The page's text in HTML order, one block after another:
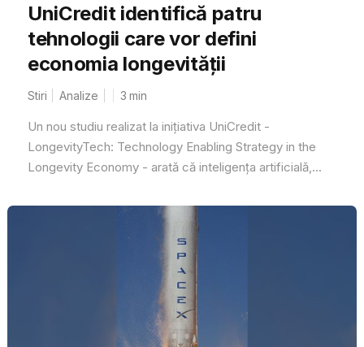
UniCredit identifică patru
tehnologii care vor defini
economia longevității
Stiri Analize 3 min
Un nou studiu realizat la inițiativa UniCredit -
LongevityTech: Technology Enabling Strategy in the
Longevity Economy - arată că inteligența artificială,...